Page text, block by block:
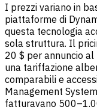
I prezzi variano in
piattaforme di
questa tecnologia
sola struttura. Il
20 $ per annuncio
una tariffazione
comparabili e
Management
fatturavano